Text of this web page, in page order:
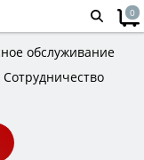
0
обслуживание
Сотрудничество